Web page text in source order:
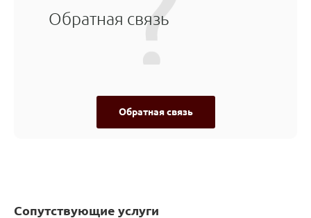
Обратная связь
Обратная связь
Сопутствующие услуги